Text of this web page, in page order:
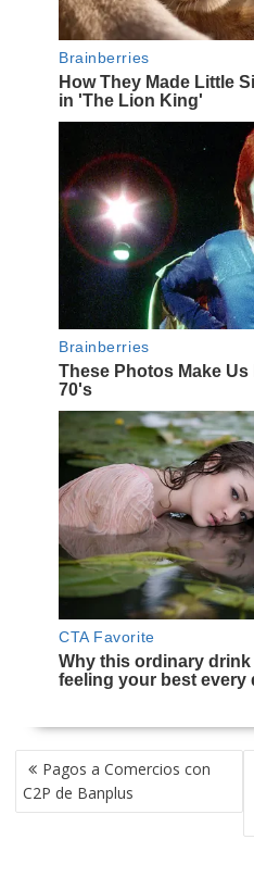
NAVEGACIÓN
DE
ENTRADAS
Pagos a Comercios con
C2P de Banplus